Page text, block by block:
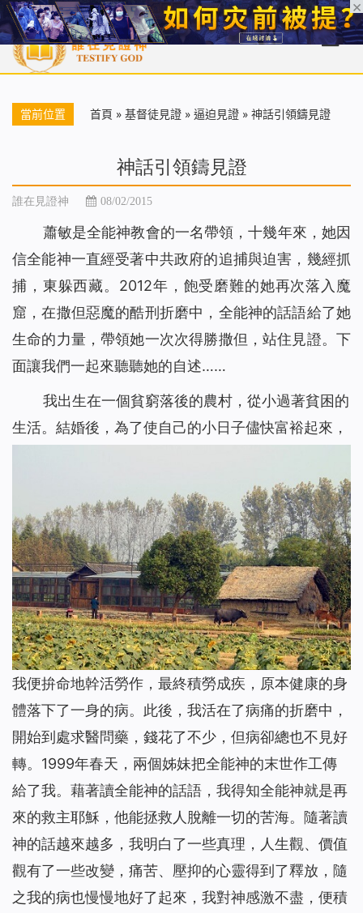
首頁 每日靈糧 天國福音 基督徒見證 信仰解答 聖經
當前位置 首頁 » 基督徒見證 » 逼迫見證 » 神話引領鑄見證
神話引領鑄見證
誰在見證神 08/02/2015
蕭敏是全能神教會的一名帶領，十幾年來，她因
信全能神一直經受著中共政府的追捕與迫害，幾經抓
捕，東躲西藏。2012年，飽受磨難的她再次落入魔
窟，在撒但惡魔的酷刑折磨中，全能神的話語給了她
生命的力量，帶領她一次次得勝撒但，站住見證。下
面讓我們一起來聽聽她的自述……
我出生在一個貧窮落後的農村，從小過著貧困的
生活。結婚後，為了使自己的小日子儘快富裕起來，
我便拚命地幹活勞作，最終積勞成疾，原本健康的身
體落下了一身的病。此後，我活在了病痛的折磨中，
開始到處求醫問藥，錢花了不少，但病卻總也不見好
轉。1999年春天，兩個姊妹把全能神的末世作工傳
給了我。藉著讀全能神的話語，我得知全能神就是再
來的救主耶穌，他能拯救人脫離一切的苦海。隨著讀
神的話越來越多，我明白了一些真理，人生觀、價值
觀有了一些改變，痛苦、壓抑的心靈得到了釋放，隨
之我的病也慢慢地好了起來，我對神感激不盡，便積